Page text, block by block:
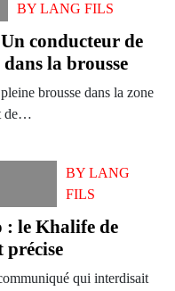
BY LANG FILS
conducteur de
la brousse
brousse dans la zone
de…
BYLANG
FILS
le Khalife de
précise
qui interdisait